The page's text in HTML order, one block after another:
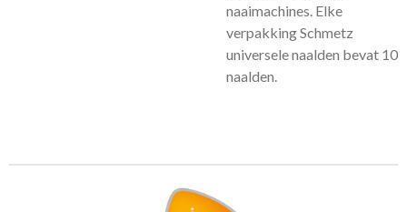
naaimachines. Elke
verpakking Schmetz
universele naalden bevat 10
naalden.